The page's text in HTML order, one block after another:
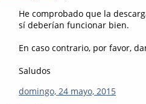
He comprobado que la
sí deberían funcionar bien.
En caso contrario, por favor,
Saludos
domingo, 24 mayo, 2015